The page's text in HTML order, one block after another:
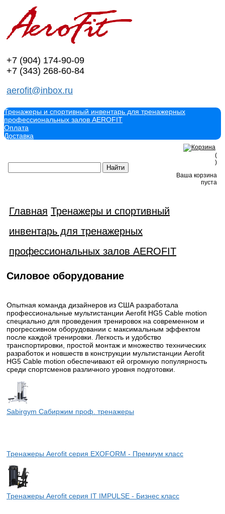
+7 (904) 174-90-09
+7 (343) 268-60-84
aerofit@inbox.ru
Тренажеры и спортивный инвентарь для тренажерных
профессиональных залов AEROFIT
Оплата
Доставка
(
)
Ваша корзина
пуста
Главная Тренажеры и спортивный
инвентарь для тренажерных
профессиональных залов AEROFIT
Силовое оборудование
Опытная команда дизайнеров из США разработала
профессиональные мультистанции Aerofit HG5 Cable motion
специально для проведения тренировок на современном и
прогрессивном оборудовании с максимальным эффектом
после каждой тренировки. Легкость и удобство
транспортировки, простой монтаж и множество технических
разработок и новшеств в конструкции мультистанции Aerofit
HG5 Cable motion обеспечивают ей огромную популярность
среди спортсменов различного уровня подготовки.
Sabirgym Сабиржим проф. тренажеры
Тренажеры Aerofit серия EXOFORM - Премиум класс
Тренажеры Aerofit серия IT IMPULSE - Бизнес класс